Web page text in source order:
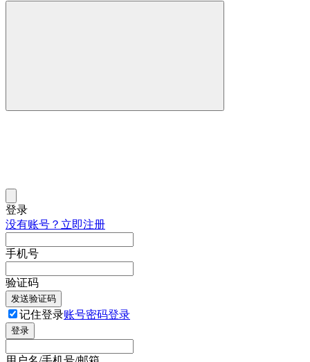
登录
没有账号？立即注册
手机号
验证码
发送验证码
记住登录账号密码登录
登录